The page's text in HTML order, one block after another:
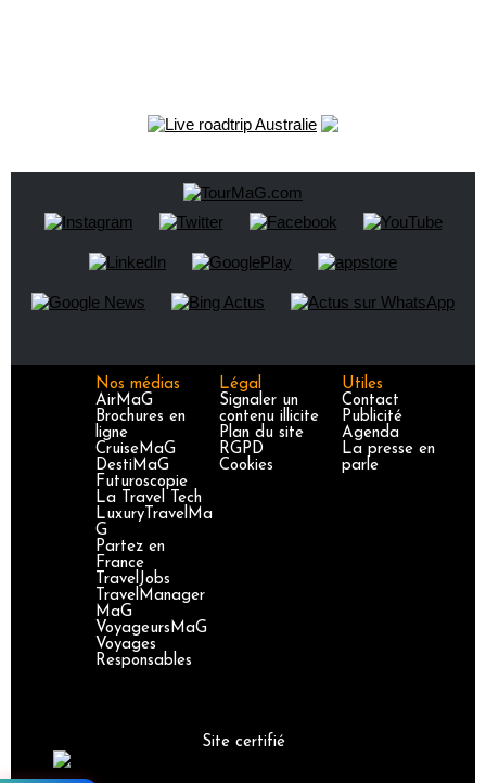
Nos médias
AirMaG
Brochures en
ligne
CruiseMaG
DestiMaG
Futuroscopie
La Travel Tech
LuxuryTravelMa
G
Partez en
France
TravelJobs
TravelManager
MaG
VoyageursMaG
Voyages
Responsables
Légal
Signaler un
contenu illicite
Plan du site
RGPD
Cookies
Utiles
Contact
Publicité
Agenda
La presse en
parle
Site certifié